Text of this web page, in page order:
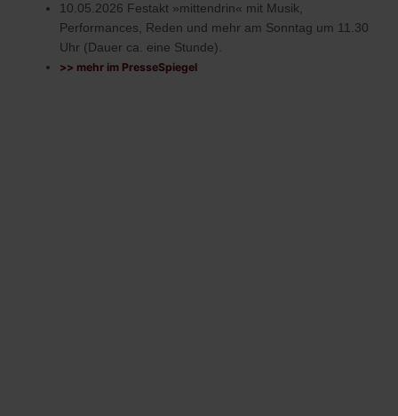
10.05.2026 Festakt »mittendrin« mit Musik,
Performances, Reden und mehr am Sonntag um 11.30
Uhr (Dauer ca. eine Stunde).
>> mehr im PresseSpiegel